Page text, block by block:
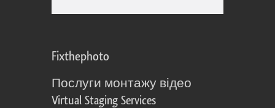
Fixthephoto
Послуги монтажу відео
Virtual Staging Services